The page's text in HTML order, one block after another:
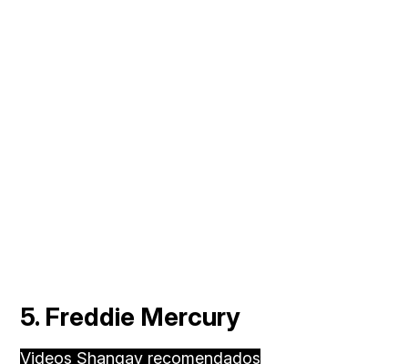
5. Freddie Mercury
Videos Shangay recomendados